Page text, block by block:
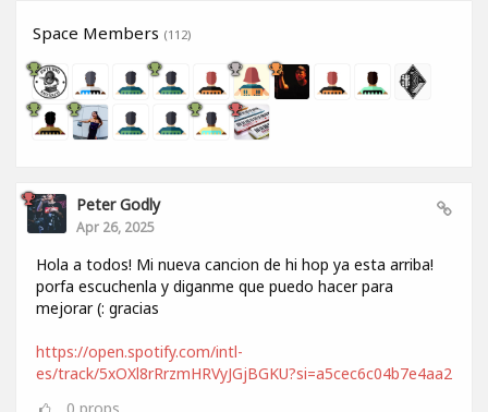
Space Members (112)
Peter Godly
Apr 26, 2025
Hola a todos! Mi nueva cancion de hi hop ya esta arriba!
porfa escuchenla y diganme que puedo hacer para
mejorar (: gracias
https://open.spotify.com/intl-
es/track/5xOXl8rRrzmHRVyJGjBGKU?si=a5cec6c04b7e4aa2